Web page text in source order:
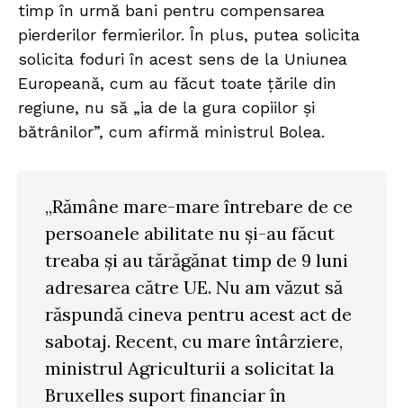
timp în urmă bani pentru compensarea
pierderilor fermierilor. În plus, putea solicita
solicita foduri în acest sens de la Uniunea
Europeană, cum au făcut toate țările din
regiune, nu să „ia de la gura copiilor și
bătrânilor”, cum afirmă ministrul Bolea.
„Rămâne mare-mare întrebare de ce
persoanele abilitate nu și-au făcut
treaba și au tărăgănat timp de 9 luni
adresarea către UE. Nu am văzut să
răspundă cineva pentru acest act de
sabotaj. Recent, cu mare întârziere,
ministrul Agriculturii a solicitat la
Bruxelles suport financiar în